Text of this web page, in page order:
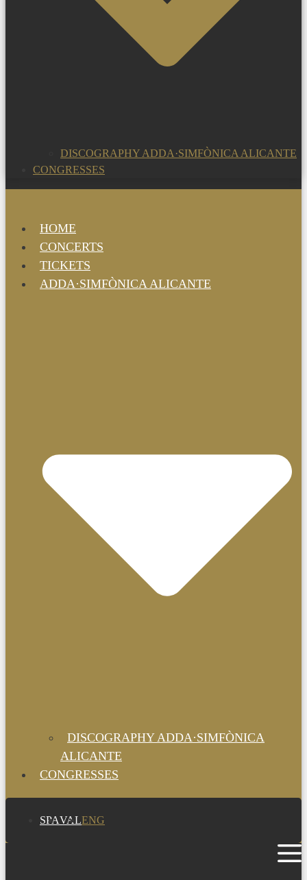
DISCOGRAPHY ADDA·SIMFÒNICA ALICANTE
CONGRESSES
HOME
CONCERTS
TICKETS
ADDA·SIMFÒNICA ALICANTE
DISCOGRAPHY ADDA·SIMFÒNICA
ALICANTE
CONGRESSES
SPAVALENG